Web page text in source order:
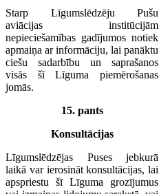
Starp Līgumslēdzēju Pušu
aviācijas institūcijām
nepieciešamības gadījumos notiek
apmaiņa ar informāciju, lai panāktu
ciešu sadarbību un saprašanos
visās šī Līguma piemērošanas
jomās.
15. pants
Konsultācijas
Līgumslēdzējas Puses jebkurā
laikā var ierosināt konsultācijas, lai
apspriestu šī Līguma grozījumus